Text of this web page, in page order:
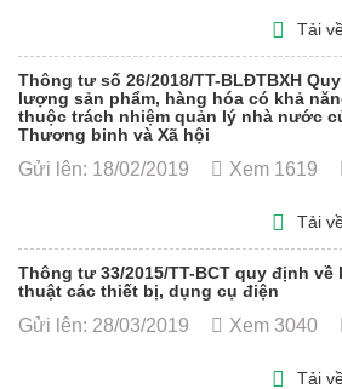
Tải
Thông tư số 26/2018/TT-BLĐTBXH
lượng sản phẩm, hàng hóa có khả
thuộc trách nhiệm quản lý nhà nước
Thương binh và Xã hội
Gửi lên: 18/02/2019 Xem 1619
Tải
Thông tư 33/2015/TT-BCT quy định
thuật các thiết bị, dụng cụ điện
Gửi lên: 28/03/2019 Xem 3040
Tải